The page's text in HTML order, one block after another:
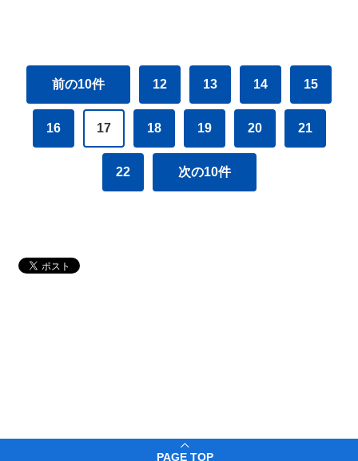
前の10件 12 13 14 15
16 17 18 19 20 21
22 次の10件
PAGE TOP